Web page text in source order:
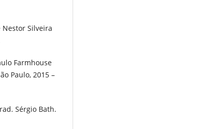
Nestor Silveira
Farmhouse
Paulo, 2015 –
Sérgio Bath.